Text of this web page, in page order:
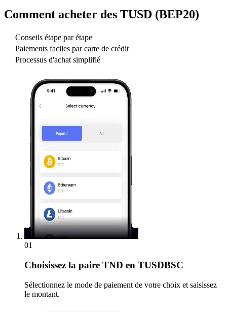
Comment acheter des TUSD (BEP20)
Conseils étape par étape
Paiements faciles par carte de crédit
Processus d'achat simplifié
01
Choisissez la paire TND en TUSDBSC
Sélectionnez le mode de paiement de votre choix et saisissez
le montant.